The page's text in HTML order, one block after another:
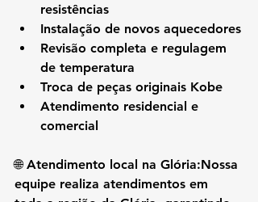
resistências
Instalação de novos aquecedores
Revisão completa e regulagem
de temperatura
Troca de peças originais Kobe
Atendimento residencial e
comercial
🌐 Atendimento local na Glória:Nossa
equipe realiza atendimentos em